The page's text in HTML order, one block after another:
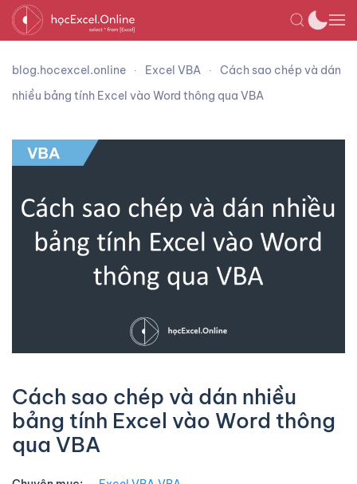
blog.hocexcel.online Excel VBA
Cách sao chép và dán
nhiều bảng tính Excel vào Word thông qua VBA
Cách sao chép và dán nhiều
bảng tính Excel vào Word thông
qua VBA